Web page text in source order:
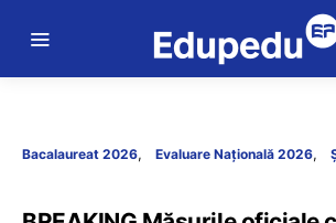
Bacalaureat 2026 Evaluare Națională 2026